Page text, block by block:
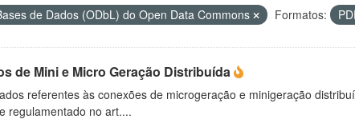
de Dados (ODbL) do Open Data Commons Formatos:
de Mini e Micro Geração Distribuída
referentes às conexões de microgeração e minigeração
regulamentado no art....